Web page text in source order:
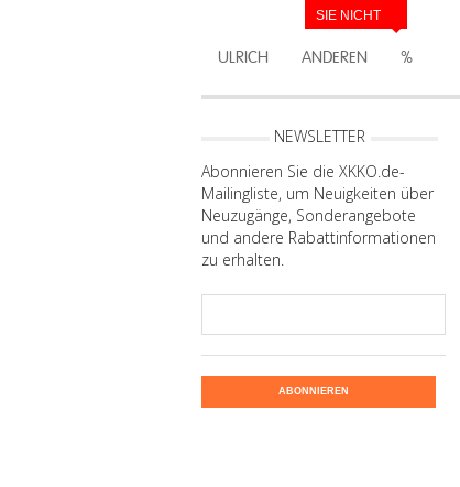
ULRICH ANDEREN %
SIE NICHT
NEWSLETTER
Abonnieren Sie die XKKO.de-
Mailingliste, um Neuigkeiten über
Neuzugänge, Sonderangebote
und andere Rabattinformationen
zu erhalten.
ABONNIEREN